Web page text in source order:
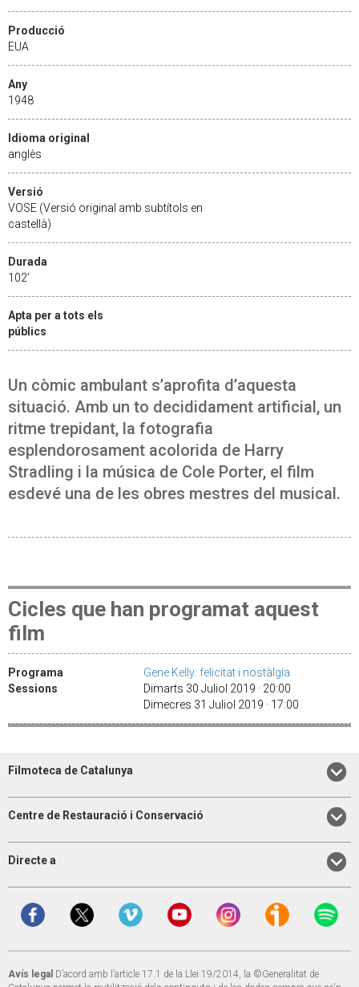
Producció
EUA
Any
1948
Idioma original
anglès
Versió
VOSE (Versió original amb subtítols en
castellà)
Durada
102'
Apta per a tots els
públics
Un còmic ambulant s’aprofita d’aquesta
situació. Amb un to decididament artificial, un
ritme trepidant, la fotografia
esplendorosament acolorida de Harry
Stradling i la música de Cole Porter, el film
esdevé una de les obres mestres del musical.
Cicles que han programat aquest
film
Programa
Gene Kelly: felicitat i nostàlgia
Sessions
Dimarts 30 Juliol 2019 · 20:00
Dimecres 31 Juliol 2019 · 17:00
Filmoteca de Catalunya
Centre de Restauració i Conservació
Directe a
Avís legal D’acord amb l’article 17.1 de la Llei 19/2014, la ©Generalitat de